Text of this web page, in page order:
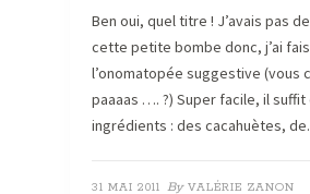
Ben oui, quel titre ! J’avais pas
cette petite bombe donc, j’ai
l’onomatopée suggestive (vous
paaaas …. ?) Super facile, il
ingrédients : des cacahuètes,
31 MAI 2011 By VALÉRIE ZANON